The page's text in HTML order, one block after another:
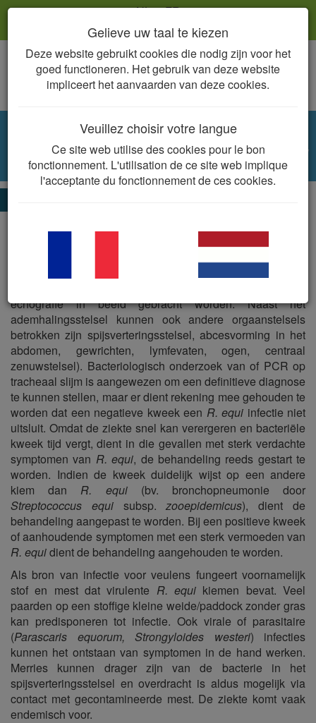
NL FR
Rhodococcus equi bij veulens en opfok
Rhodococcus equi
echografie in beeld gebracht worden. Naast het
ademhalingsstelsel kunnen ook andere orgaanstelsels
betrokken zijn spijsverteringsstelsel, abcesvorming in het
abdomen, gewrichten, lymfevaten, ogen, centraal
zenuwstelsel). Bacteriologisch onderzoek van of PCR op
tracheaal slijm is aangewezen om een definitieve diagnose
te kunnen stellen, maar er dient rekening mee gehouden te
worden dat een negatieve kweek een R. equi infectie niet
uitsluit. Omdat de ziekte snel kan verergeren en bacteriële
kweek tijd vergt, dient in die gevallen met sterk verdachte
symptomen van R. equi, de behandeling reeds gestart te
worden. Indien de kweek duidelijk wijst op een andere
kiem dan R. equi(bv. bronchopneumonie door
Streptococcus equisubsp.zooepidemicus), dient de
behandeling aangepast te worden. Bij een positieve kweek
of aanhoudende symptomen met een sterk vermoeden van
R. equidient de behandeling aangehouden te worden.
Als bron van infectie voor veulens fungeert voornamelijk
stof en mest dat virulente R. equi kiemen bevat. Veel
paarden op een stoffige kleine weide/paddock zonder gras
kan predisponeren tot infectie. Ook virale of parasitaire
(Parascaris equorum, Strongyloides westeri) infecties
kunnen het ontstaan van symptomen in de hand werken.
Merries kunnen drager zijn van de bacterie in het
spijsverteringsstelsel en overdracht is aldus mogelijk via
contact met gecontamineerde mest. De ziekte komt vaak
endemisch voor.
Gelieve uw taal te kiezen
Deze website gebruikt cookies die nodig zijn voor het
goed functioneren. Het gebruik van deze website
impliceert het aanvaarden van deze cookies.
Veuillez choisir votre langue
Ce site web utilise des cookies pour le bon
fonctionnement. L'utilisation de ce site web implique
l'acceptante du fonctionnement de ces cookies.